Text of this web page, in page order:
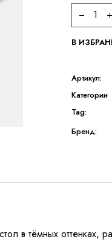
Стол
В
Артикул:
Категории
Tag:
Бренд:
в тёмных